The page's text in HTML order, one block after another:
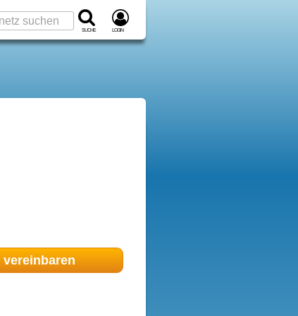
Suche Login
vereinbaren